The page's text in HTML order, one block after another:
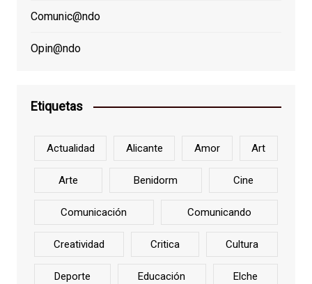
Comunic@ndo
Opin@ndo
Etiquetas
Actualidad Alicante Amor Art
Arte Benidorm Cine
Comunicación Comunicando
Creatividad Critica Cultura
Deporte Educación Elche